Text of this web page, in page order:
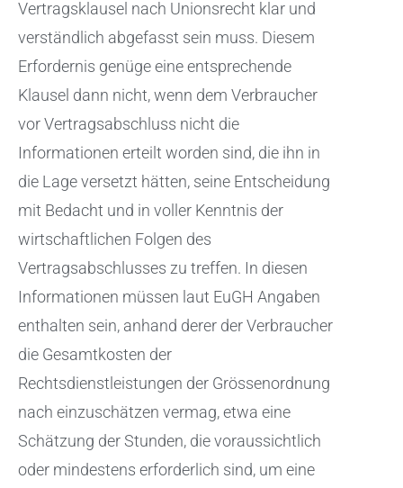
Vertragsklausel nach Unionsrecht klar und
verständlich abgefasst sein muss. Diesem
Erfordernis genüge eine entsprechende
Klausel dann nicht, wenn dem Verbraucher
vor Vertragsabschluss nicht die
Informationen erteilt worden sind, die ihn in
die Lage versetzt hätten, seine Entscheidung
mit Bedacht und in voller Kenntnis der
wirtschaftlichen Folgen des
Vertragsabschlusses zu treffen. In diesen
Informationen müssen laut EuGH Angaben
enthalten sein, anhand derer der Verbraucher
die Gesamtkosten der
Rechtsdienstleistungen der Grössenordnung
nach einzuschätzen vermag, etwa eine
Schätzung der Stunden, die voraussichtlich
oder mindestens erforderlich sind, um eine